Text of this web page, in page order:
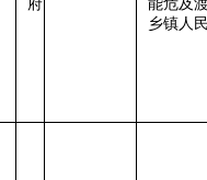
府
能危及
乡镇人